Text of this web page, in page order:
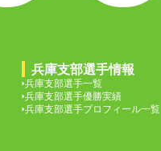
兵庫支部選手情報
兵庫支部選手一覧
兵庫支部選手優勝実績
兵庫支部選手プロフィール一覧